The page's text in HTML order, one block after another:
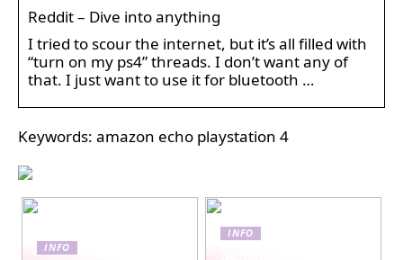
Reddit – Dive into anything
I tried to scour the internet, but it’s all filled with
“turn on my ps4” threads. I don’t want any of
that. I just want to use it for bluetooth …
Keywords: amazon echo playstation 4
INFO
INFO